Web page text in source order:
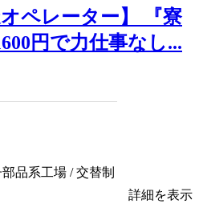
オペレーター】 『寮
円で力仕事なし...
品系工場 / 交替制
詳細を表示